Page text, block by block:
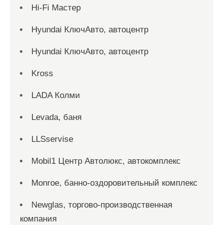
Hi-Fi Мастер
Hyundai КлючАвто, автоцентр
Hyundai КлючАвто, автоцентр
Kross
LADA Колми
Levada, баня
LLSservise
Mobil1 Центр Автолюкс, автокомплекс
Monroe, банно-оздоровительный комплекс
Newglas, торгово-производственная
компания